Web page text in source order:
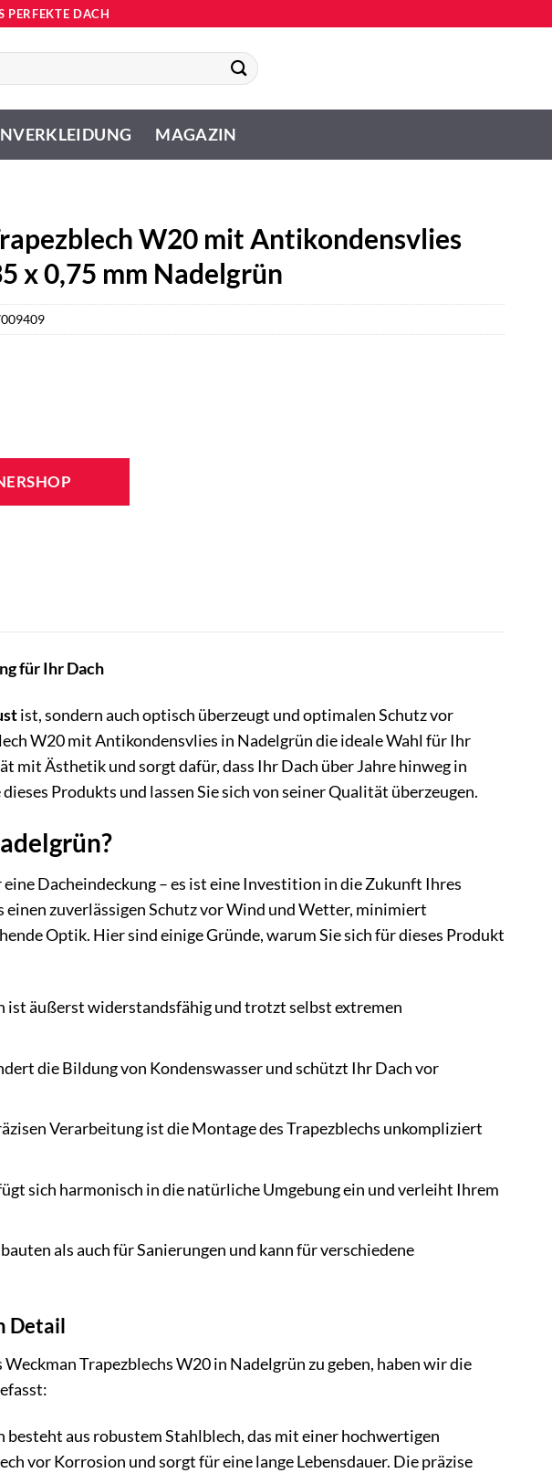
PERFEKTE DACH
MAGAZIN
W20 mit Antikondensvlies
x 0,75 mm Nadelgrün
für Ihr Dach
ist, sondern auch optisch überzeugt und optimalen Schutz vor
W20 mit Antikondensvlies in Nadelgrün die ideale Wahl für Ihr
Ästhetik und sorgt dafür, dass Ihr Dach über Jahre hinweg in
Produkts und lassen Sie sich von seiner Qualität überzeugen.
Dacheindeckung – es ist eine Investition in die Zukunft Ihres
zuverlässigen Schutz vor Wind und Wetter, minimiert
Optik. Hier sind einige Gründe, warum Sie sich für dieses Produkt
ist äußerst widerstandsfähig und trotzt selbst extremen
die Bildung von Kondenswasser und schützt Ihr Dach vor
Verarbeitung ist die Montage des Trapezblechs unkompliziert
sich harmonisch in die natürliche Umgebung ein und verleiht Ihrem
als auch für Sanierungen und kann für verschiedene
Detail
Trapezblechs W20 in Nadelgrün zu geben, haben wir die
besteht aus robustem Stahlblech, das mit einer hochwertigen
vor Korrosion und sorgt für eine lange Lebensdauer. Die präzise